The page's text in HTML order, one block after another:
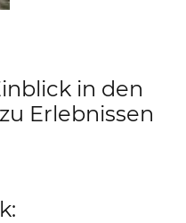
in den
Erlebnissen